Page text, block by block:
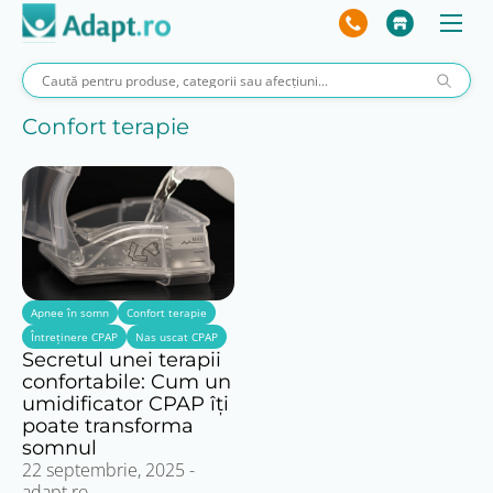
Confort terapie
Apnee în somn
Confort terapie
Întreținere CPAP
Nas uscat CPAP
Secretul unei terapii
confortabile: Cum un
umidificator CPAP îți
poate transforma
somnul
22 septembrie, 2025 -